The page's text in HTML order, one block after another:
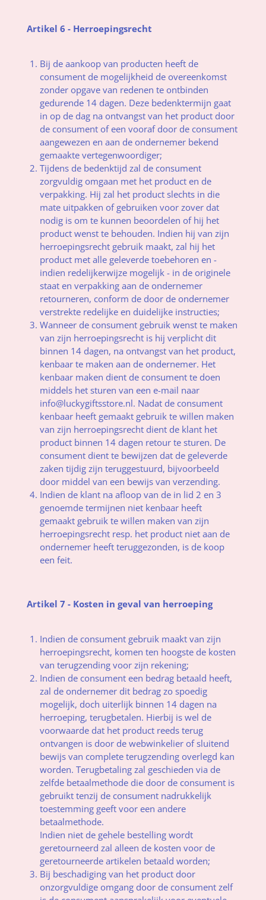
Artikel 6 - Herroepingsrecht
Bij de aankoop van producten heeft de
consument de mogelijkheid de overeenkomst
zonder opgave van redenen te ontbinden
gedurende 14 dagen. Deze bedenktermijn gaat
in op de dag na ontvangst van het product door
de consument of een vooraf door de consument
aangewezen en aan de ondernemer bekend
gemaakte vertegenwoordiger;
Tijdens de bedenktijd zal de consument
zorgvuldig omgaan met het product en de
verpakking. Hij zal het product slechts in die
mate uitpakken of gebruiken voor zover dat
nodig is om te kunnen beoordelen of hij het
product wenst te behouden. Indien hij van zijn
herroepingsrecht gebruik maakt, zal hij het
product met alle geleverde toebehoren en -
indien redelijkerwijze mogelijk - in de originele
staat en verpakking aan de ondernemer
retourneren, conform de door de ondernemer
verstrekte redelijke en duidelijke instructies;
Wanneer de consument gebruik wenst te maken
van zijn herroepingsrecht is hij verplicht dit
binnen 14 dagen, na ontvangst van het product,
kenbaar te maken aan de ondernemer. Het
kenbaar maken dient de consument te doen
middels het sturen van een e-mail naar
info@luckygiftsstore.nl. Nadat de consument
kenbaar heeft gemaakt gebruik te willen maken
van zijn herroepingsrecht dient de klant het
product binnen 14 dagen retour te sturen. De
consument dient te bewijzen dat de geleverde
zaken tijdig zijn teruggestuurd, bijvoorbeeld
door middel van een bewijs van verzending.
Indien de klant na afloop van de in lid 2 en 3
genoemde termijnen niet kenbaar heeft
gemaakt gebruik te willen maken van zijn
herroepingsrecht resp. het product niet aan de
ondernemer heeft teruggezonden, is de koop
een feit.
Artikel 7 - Kosten in geval van herroeping
Indien de consument gebruik maakt van zijn
herroepingsrecht, komen ten hoogste de kosten
van terugzending voor zijn rekening;
Indien de consument een bedrag betaald heeft,
zal de ondernemer dit bedrag zo spoedig
mogelijk, doch uiterlijk binnen 14 dagen na
herroeping, terugbetalen. Hierbij is wel de
voorwaarde dat het product reeds terug
ontvangen is door de webwinkelier of sluitend
bewijs van complete terugzending overlegd kan
worden. Terugbetaling zal geschieden via de
zelfde betaalmethode die door de consument is
gebruikt tenzij de consument nadrukkelijk
toestemming geeft voor een andere
betaalmethode.
Indien niet de gehele bestelling wordt
geretourneerd zal alleen de kosten voor de
geretourneerde artikelen betaald worden;
Bij beschadiging van het product door
onzorgvuldige omgang door de consument zelf